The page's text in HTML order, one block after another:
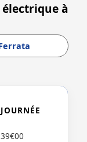
à
JOURNÉE
39€00